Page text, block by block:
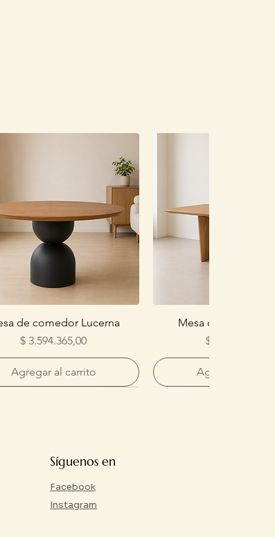
de comedor Lucerna
Precio
$ 3.594.365,00
Agregar al carrito
Mesa de comedor
Precio
$ 4.032.904,00
Agregar al
Síguenos en
Facebook
Instagram